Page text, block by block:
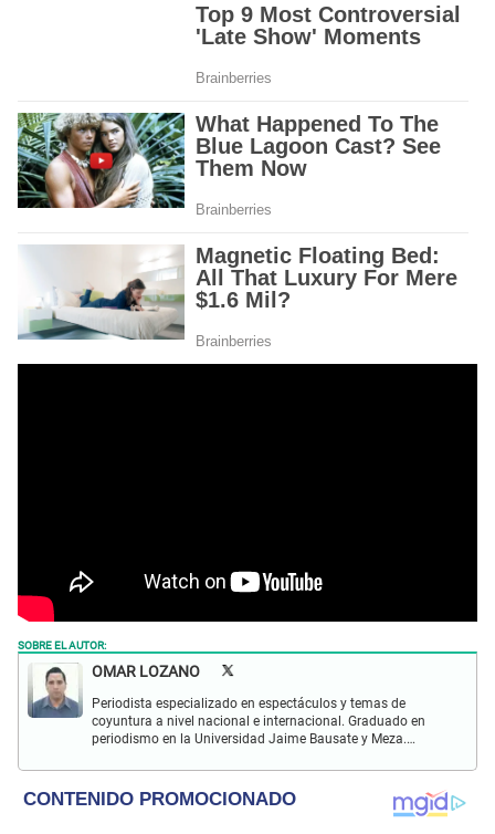
SOBRE EL AUTOR:
OMAR LOZANO
Periodista especializado en espectáculos y temas de
coyuntura a nivel nacional e internacional. Graduado en
periodismo en la Universidad Jaime Bausate y Meza.
relacionados con espectáculos y sociales.